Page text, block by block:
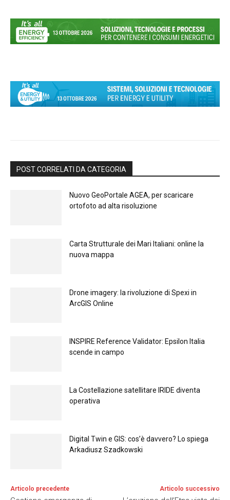
POST CORRELATI DA CATEGORIA
Nuovo GeoPortale AGEA, per scaricare
ortofoto ad alta risoluzione
Carta Strutturale dei Mari Italiani: online la
nuova mappa
Drone imagery: la rivoluzione di Spexi in
ArcGIS Online
INSPIRE Reference Validator: Epsilon Italia
scende in campo
La Costellazione satellitare IRIDE diventa
operativa
Digital Twin e GIS: cos’è davvero? Lo spiega
Arkadiusz Szadkowski
Articolo precedente Articolo successivo